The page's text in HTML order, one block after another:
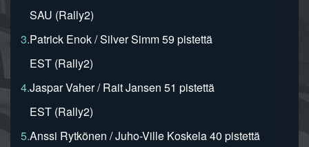
SAU (Rally2)
3.Patrick Enok / Silver Simm 59 pistettä
EST (Rally2)
4.Jaspar Vaher / Rait Jansen 51 pistettä
EST (Rally2)
5.Anssi Rytkönen / Juho-Ville Koskela 40 pistettä